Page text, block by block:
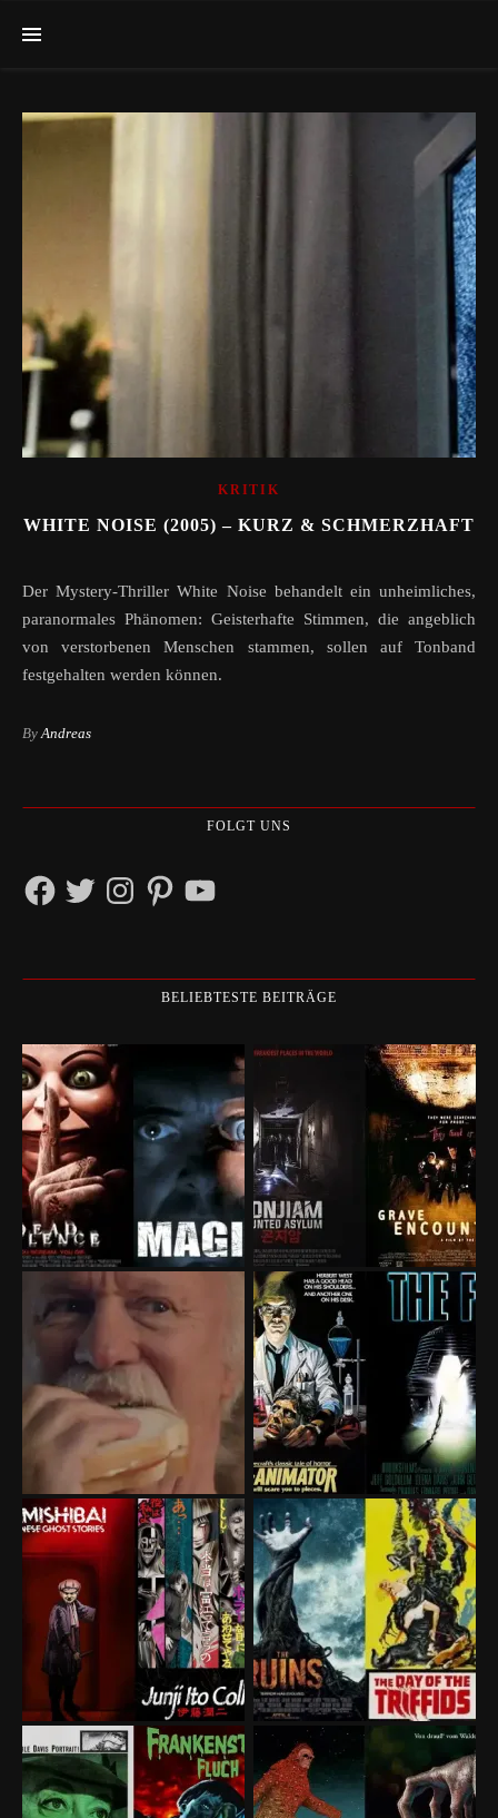
KRITIK
WHITE NOISE (2005) – KURZ & SCHMERZHAFT
Der Mystery-Thriller White Noise behandelt ein unheimliches,
paranormales Phänomen: Geisterhafte Stimmen, die angeblich
von verstorbenen Menschen stammen, sollen auf Tonband
festgehalten werden können.
ByAndreas
FOLGT UNS
FacebookTwitterInstagramPinterestYouTube
BELIEBTESTE BEITRÄGE